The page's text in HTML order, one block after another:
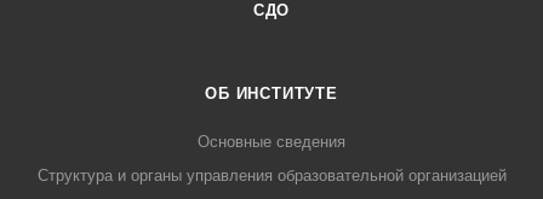
СДО
ОБ ИНСТИТУТЕ
Основные сведения
Структура и органы управления образовательной организацией